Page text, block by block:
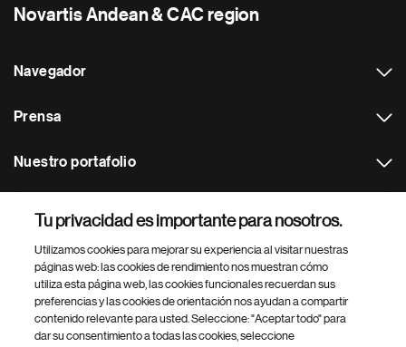
Novartis Andean & CAC region
Navegador
Prensa
Nuestro portafolio
Footer Site Search
Tu privacidad es importante para nosotros.
Utilizamos cookies para mejorar su experiencia al visitar nuestras
páginas web: las cookies de rendimiento nos muestran cómo
utiliza esta página web, las cookies funcionales recuerdan sus
preferencias y las cookies de orientación nos ayudan a compartir
contenido relevante para usted. Seleccione: "Aceptar todo" para
dar su consentimiento a todas las cookies, seleccione